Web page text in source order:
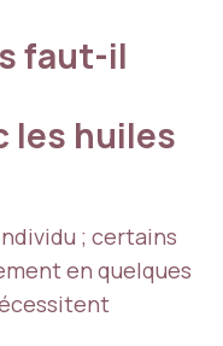
faut-il
les huiles
; certains
en quelques